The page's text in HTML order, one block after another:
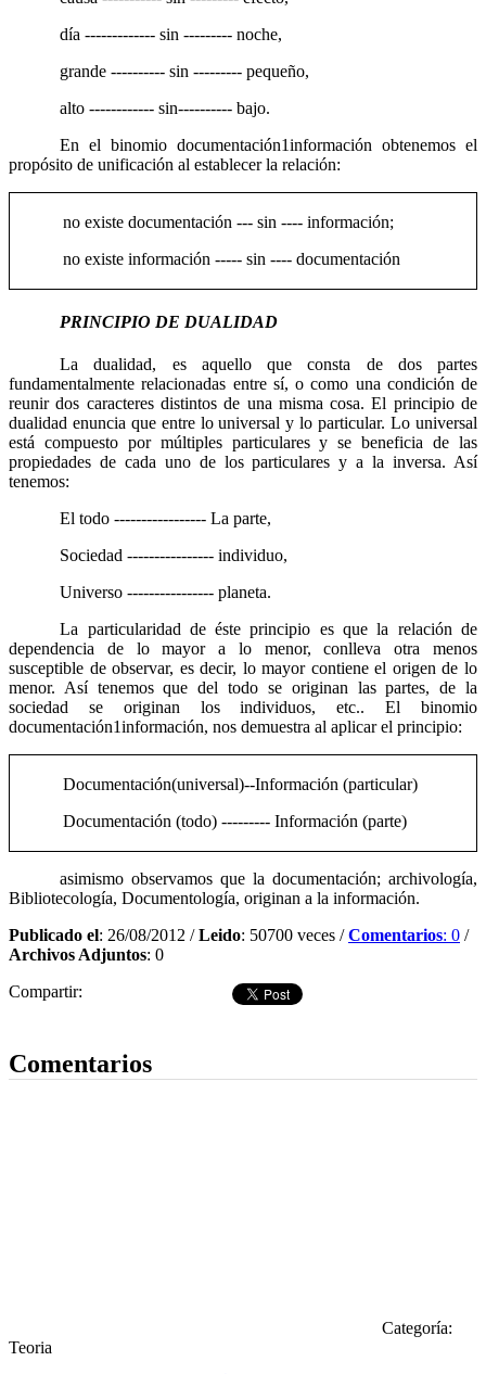
día ------------- sin --------- noche,
grande ---------- sin --------- pequeño,
alto ------------ sin---------- bajo.
En el binomio documentación1información obtenemos el
propósito de unificación al establecer la relación:
no existe documentación --- sin ---- información;
no existe información ----- sin ---- documentación
PRINCIPIO DE DUALIDAD
La dualidad, es aquello que consta de dos partes
fundamentalmente relacionadas entre sí, o como una condición de
reunir dos caracteres distintos de una misma cosa. El principio de
dualidad enuncia que entre lo universal y lo particular. Lo universal
está compuesto por múltiples particulares y se beneficia de las
propiedades de cada uno de los particulares y a la inversa. Así
tenemos:
El todo ----------------- La parte,
Sociedad ---------------- individuo,
Universo ---------------- planeta.
La particularidad de éste principio es que la relación de
dependencia de lo mayor a lo menor, conlleva otra menos
susceptible de observar, es decir, lo mayor contiene el origen de lo
menor. Así tenemos que del todo se originan las partes, de la
sociedad se originan los individuos, etc.. El binomio
documentación1información, nos demuestra al aplicar el principio:
Documentación(universal)--Información (particular)
Documentación (todo) --------- Información (parte)
asimismo observamos que la documentación; archivología,
Bibliotecología, Documentología, originan a la información.
Publicado el: 26/08/2012 /Leido: 50700 veces /Comentarios: 0 /
Archivos Adjuntos: 0
Compartir:
Comentarios
Categoría:
Teoria